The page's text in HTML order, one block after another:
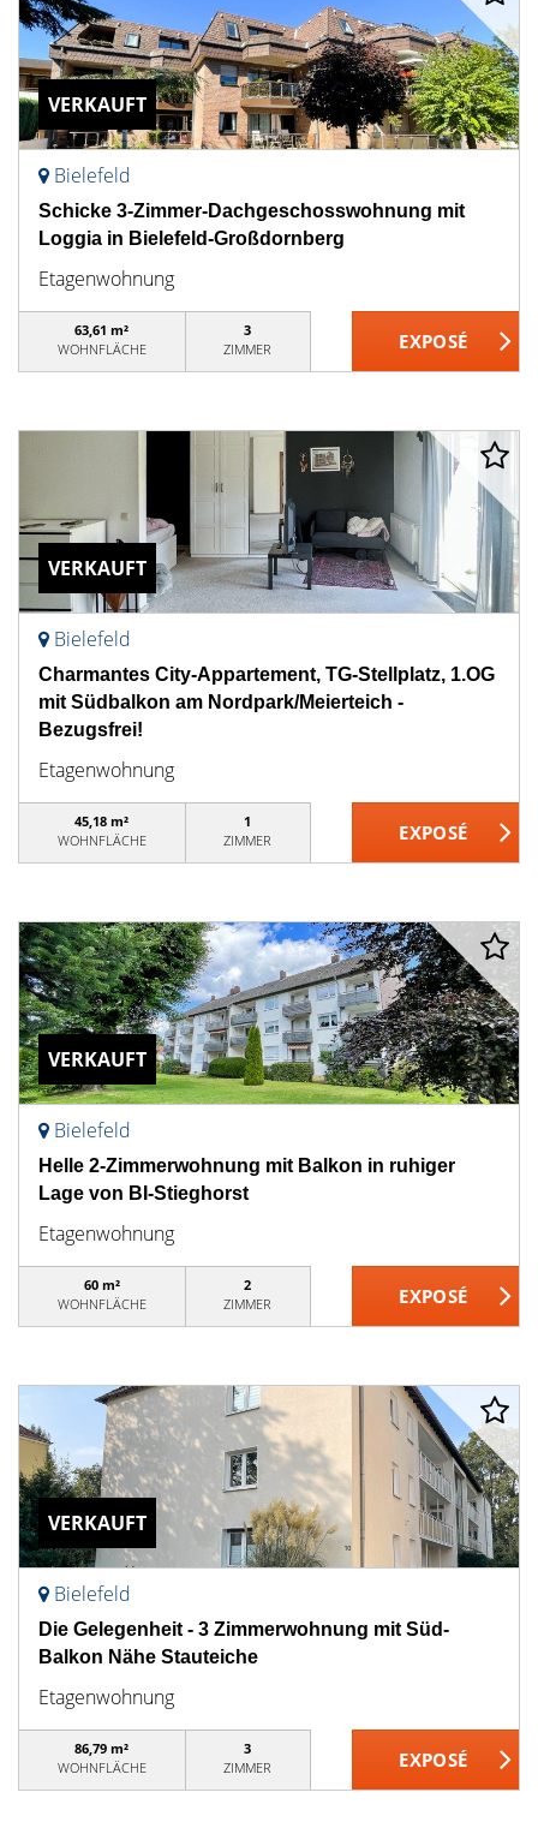
VERKAUFT
Bielefeld
Schicke 3-Zimmer-Dachgeschosswohnung mit
Loggia in Bielefeld-Großdornberg
Etagenwohnung
63,61 m²
WOHNFLÄCHE
3
ZIMMER
VERKAUFT
Bielefeld
Charmantes City-Appartement, TG-Stellplatz, 1.OG
mit Südbalkon am Nordpark/Meierteich -
Bezugsfrei!
Etagenwohnung
45,18 m²
WOHNFLÄCHE
1
ZIMMER
VERKAUFT
Bielefeld
Helle 2-Zimmerwohnung mit Balkon in ruhiger
Lage von BI-Stieghorst
Etagenwohnung
60 m²
WOHNFLÄCHE
2
ZIMMER
VERKAUFT
Bielefeld
Die Gelegenheit - 3 Zimmerwohnung mit Süd-
Balkon Nähe Stauteiche
Etagenwohnung
86,79 m²
WOHNFLÄCHE
3
ZIMMER